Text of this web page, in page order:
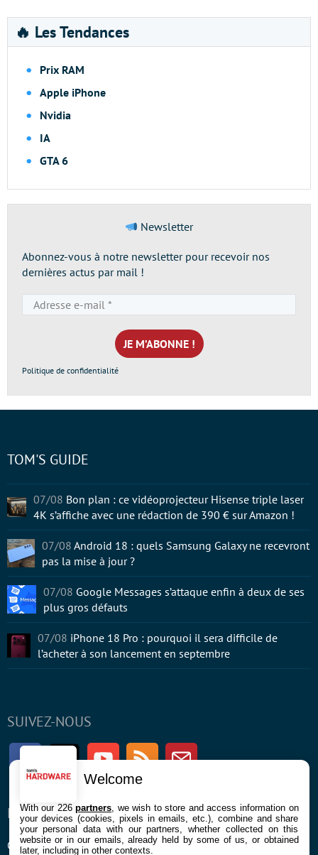
🔥 Les Tendances
Prix RAM
Apple iPhone
Nvidia
IA
GTA 6
Newsletter
Abonnez-vous à notre newsletter pour recevoir nos
dernières actus par mail !
e-
mail
*
Politique de confidentialité
SUIVEZ-NOUS
FacebookTwitter Youtube RSS Newsletter
ENTREPRISE
Confidentialité et Cookies
À PROPOS
Contact
TOM'S GUIDE
07/08 Bon plan : ce vidéoprojecteur Hisense triple laser
4K s’affiche avec une rédaction de 390 € sur Amazon !
07/08 Android 18 : quels Samsung Galaxy ne recevront
pas la mise à jour ?
07/08 Google Messages s’attaque enfin à deux de ses
plus gros défauts
07/08 iPhone 18 Pro : pourquoi il sera difficile de
l’acheter à son lancement en septembre
Welcome
With our 226partners , we wish to store and access information on
your devices (cookies, pixels in emails, etc.), combine and share
your personal data with our partners, whether collected on this
website or in our emails, already held by some of us, or obtained
later, including in other contexts.